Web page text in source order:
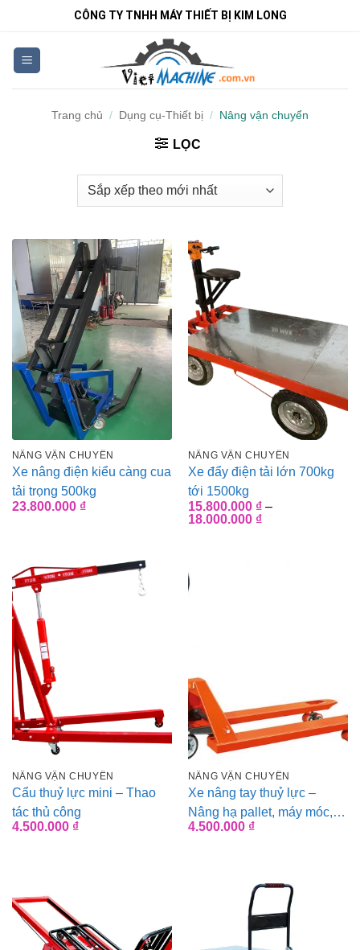
nội
dung
CÔNG TY TNHH MÁY THIẾT BỊ KIM LONG
Trang chủ / Dụng cụ-Thiết bị / Nâng vận chuyển
LỌC
NÂNG VẬN CHUYỂN
Xe nâng điện kiểu càng cua
tải trọng 500kg
23.800.000 ₫
NÂNG VẬN CHUYỂN
Xe đẩy điện tải lớn 700kg
tới 1500kg
15.800.000 ₫ –
18.000.000 ₫Khoảng
NÂNG VẬN CHUYỂN
Cẩu thuỷ lực mini – Thao
tác thủ công
4.500.000 ₫
NÂNG VẬN CHUYỂN
Xe nâng tay thuỷ lực –
Nâng hạ pallet, máy móc,
hàng hoá
4.500.000 ₫